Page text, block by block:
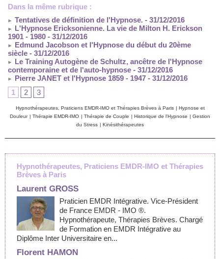
Hypnothérapeutes, Praticiens EMDR-IMO et Thérapies
Brèves à Paris
Laurent GROSS
Praticien EMDR Intégrative. Vice-Président
de France EMDR - IMO ®.
Hypnothérapeute, Thérapies Brèves. Chargé
de Formation en EMDR Intégrative au
Diplôme Inter Universitaire en...
Florent HAMON
Dans la même rubrique :
Tentatives de définition de l'Hypnose. - 31/12/2016
L'Hypnose Ericksonienne. La vie de Milton H. Erickson
1901 - 1980 - 31/12/2016
Edmund Jacobson et l'Hypnose du début du 20ème
siècle - 31/12/2016
Le Training Autogène de Schultz, ancêtre de l'Hypnose
contemporaine et de l'auto-hypnose - 31/12/2016
Pierre JANET et l'Hypnose 1859 - 1947 - 31/12/2016
1
2 3
Hypnothérapeutes, Praticiens EMDR-IMO et Thérapies Brèves à Paris | Hypnose et
Douleur | Thérapie EMDR-IMO | Thérapie de Couple | Historique de l'Hypnose | Gestion
du Stress | Kinésithérapeutes